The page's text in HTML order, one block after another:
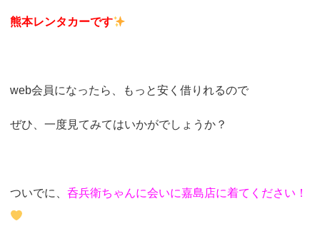
熊本レンタカーです
web会員になったら、もっと安く借りれるので
ぜひ、一度見てみてはいかがでしょうか？
ついでに、 呑兵衛ちゃんに会いに嘉島店に着てください！